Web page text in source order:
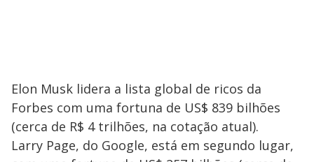
Elon Musk lidera a lista global de ricos da
Forbes com uma fortuna de US$ 839 bilhões
(cerca de R$ 4 trilhões, na cotação atual).
Larry Page, do Google, está em segundo lugar,